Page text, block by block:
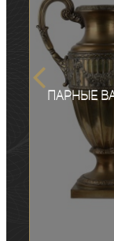
Парные